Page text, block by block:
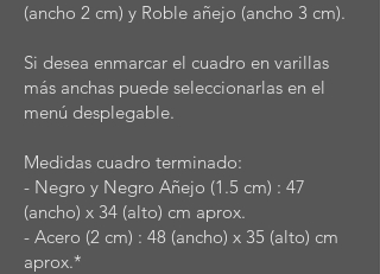
(ancho 2 cm) y Roble añejo (ancho 3 cm).
Si desea enmarcar el cuadro en varillas
más anchas puede seleccionarlas en el
menú desplegable.
Medidas cuadro terminado:
- Negro y Negro Añejo (1.5 cm) : 47
(ancho) x 34 (alto) cm aprox.
- Acero (2 cm) : 48 (ancho) x 35 (alto) cm
aprox.*